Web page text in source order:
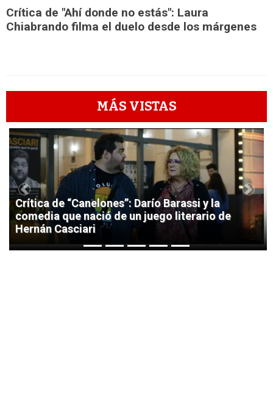
Crítica de "Ahí donde no estás": Laura
Chiabrando filma el duelo desde los márgenes
MÁS VISTAS
1
Crítica de “Canelones”: Darío Barassi y la
comedia que nació de un juego literario de
Hernán Casciari
Previous Next